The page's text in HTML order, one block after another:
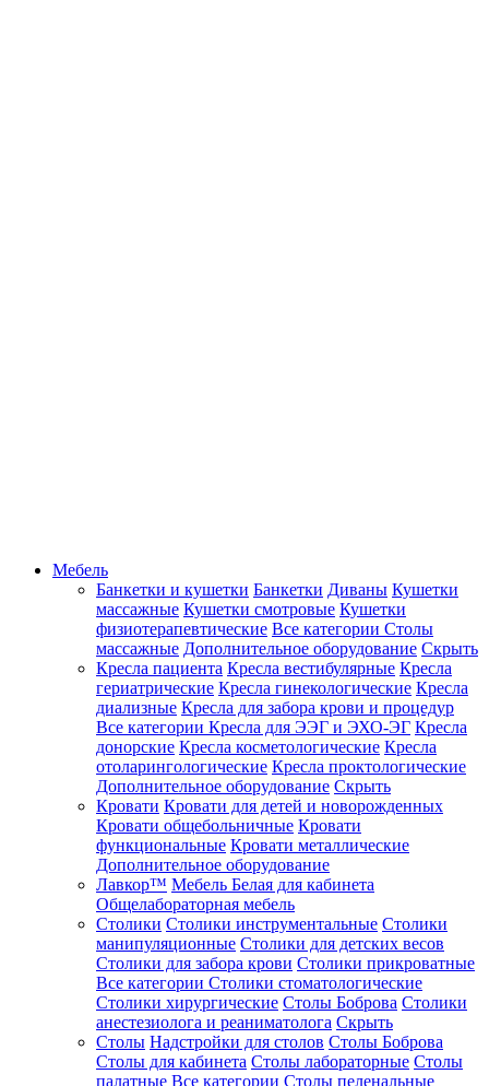
Мебель
Банкетки и кушетки Банкетки Диваны Кушетки
массажные Кушетки смотровые Кушетки
физиотерапевтические Все категории Столы
массажные Дополнительное оборудование Скрыть
Кресла пациента Кресла вестибулярные Кресла
гериатрические Кресла гинекологические Кресла
диализные Кресла для забора крови и процедур
Все категории Кресла для ЭЭГ и ЭХО-ЭГ Кресла
донорские Кресла косметологические Кресла
отоларингологические Кресла проктологические
Дополнительное оборудование Скрыть
Кровати Кровати для детей и новорожденных
Кровати общебольничные Кровати
функциональные Кровати металлические
Дополнительное оборудование
Лавкор™ Мебель Белая для кабинета
Общелабораторная мебель
Столики Столики инструментальные Столики
манипуляционные Столики для детских весов
Столики для забора крови Столики прикроватные
Все категории Столики стоматологические
Столики хирургические Столы Боброва Столики
анестезиолога и реаниматолога Скрыть
Столы Надстройки для столов Столы Боброва
Столы для кабинета Столы лабораторные Столы
палатные Все категории Столы пеленальные